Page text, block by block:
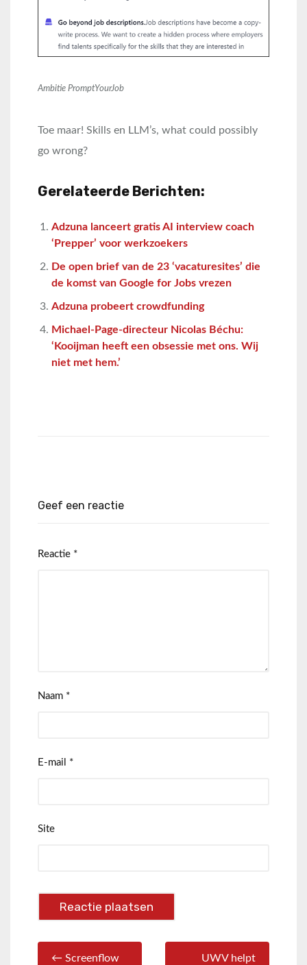
Ambitie PromptYourJob
Toe maar! Skills en LLM’s, what could possibly
go wrong?
Gerelateerde Berichten:
Adzuna lanceert gratis AI interview coach
‘Prepper’ voor werkzoekers
De open brief van de 23 ‘vacaturesites’ die
de komst van Google for Jobs vrezen
Adzuna probeert crowdfunding
Michael-Page-directeur Nicolas Béchu:
‘Kooijman heeft een obsessie met ons. Wij
niet met hem.’
Geef een reactie
Reactie *
Naam *
E-mail *
Site
← Screenflow
UWV helpt